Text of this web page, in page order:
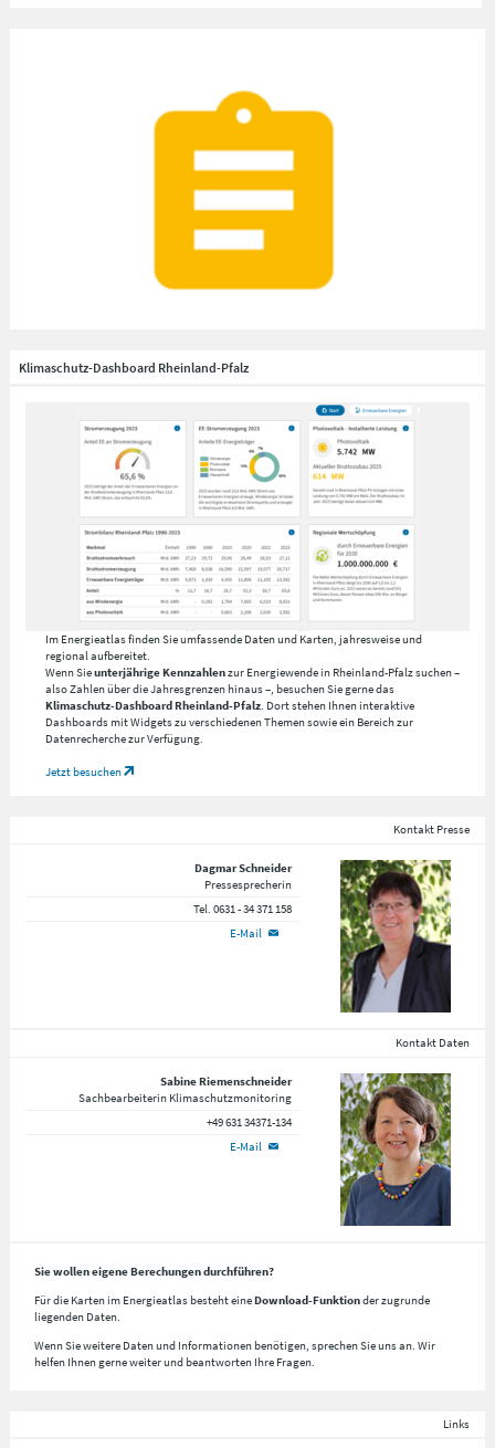
Visualisierungen für jeden Landkreis
Zu den Energiesteckbriefen
Klimaschutz-Dashboard Rheinland-Pfalz
Im Energieatlas finden Sie umfassende Daten und Karten, jahresweise und
regional aufbereitet.
Wenn Sieunterjährige Kennzahlenzur Energiewende in Rheinland-Pfalz suchen –
also Zahlen über die Jahresgrenzen hinaus –, besuchen Sie gerne das
Klimaschutz-Dashboard Rheinland-Pfalz. Dort stehen Ihnen interaktive
Dashboards mit Widgets zu verschiedenen Themen sowie ein Bereich zur
Datenrecherche zur Verfügung.
Jetzt besuchen
Kontakt Presse
Dagmar Schneider
Pressesprecherin
Tel. 0631 - 34 371 158
E-Mail
Kontakt Daten
Sabine Riemenschneider
Sachbearbeiterin Klimaschutzmonitoring
+49 631 34371-134
E-Mail
Sie wollen eigene Berechungen durchführen?
Für die Karten im Energieatlas besteht eineDownload-Funktionder zugrunde
liegenden Daten.
Wenn Sie weitere Daten und Informationen benötigen, sprechen Sie uns an. Wir
helfen Ihnen gerne weiter und beantworten Ihre Fragen.
Links